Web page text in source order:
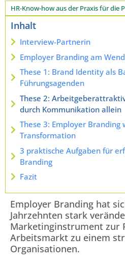
HR-Know-how aus der Praxis für die
Inhalt
Interview-Partnerin
Employer Branding am
These 1: Brand Identity als
Führungsagenden
These 2:
durch Kommunikation allein
These 3: Employer Branding
Transformation
3 praktische Aufgaben für
Branding
Fazit
Employer Branding hat
Jahrzehnten stark
Marketinginstrument zur
Arbeitsmarkt zu einem
Organisationen.